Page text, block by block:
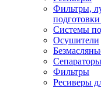
Фильтры,
подготовки
Системы
Осушители
Сепараторы
Фильтры
Ресиверы